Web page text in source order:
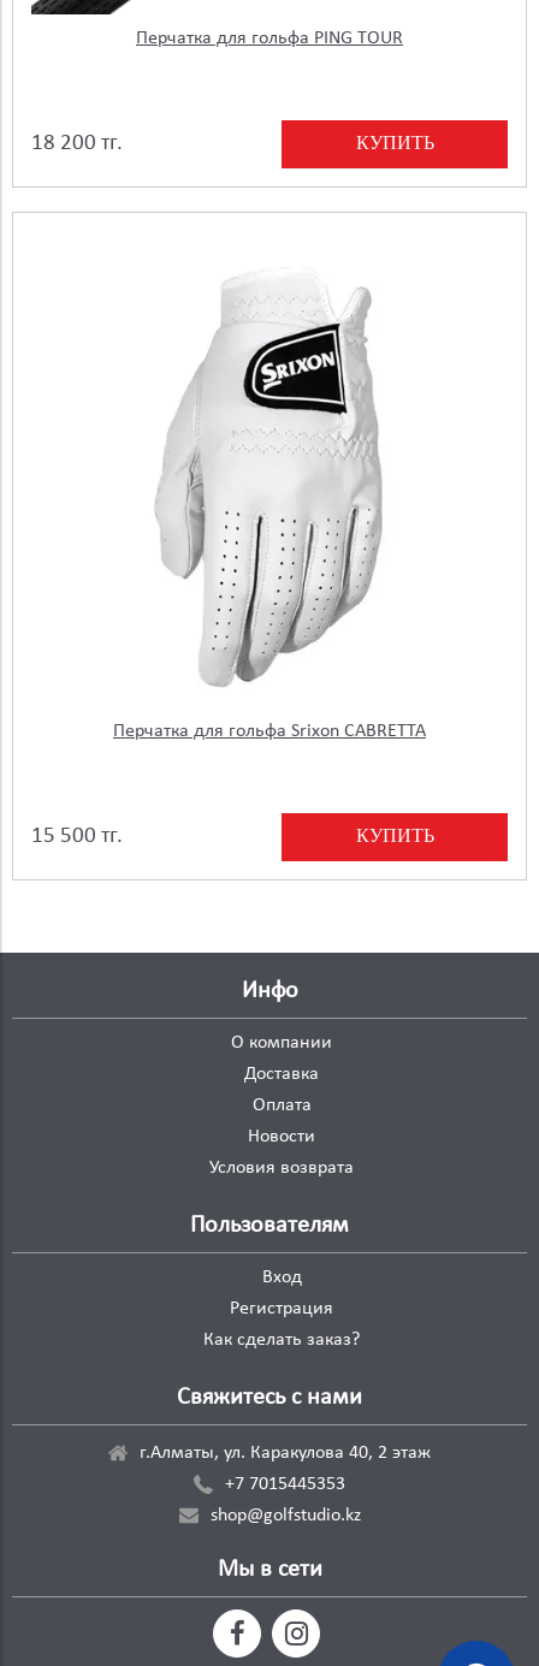
Перчатка для гольфа PING TOUR
18 200 тг. КУПИТЬ
Перчатка для гольфа Srixon CABRETTA
15 500 тг. КУПИТЬ
Инфо
О компании
Доставка
Оплата
Новости
Условия возврата
Пользователям
Вход
Регистрация
Как сделать заказ?
Свяжитесь с нами
г.Алматы, ул. Каракулова 40, 2 этаж
+7 7015445353
shop@golfstudio.kz
Мы в сети